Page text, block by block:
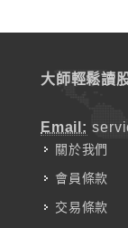
大師輕鬆讀
Email:
關於我們
會員條款
交易條款